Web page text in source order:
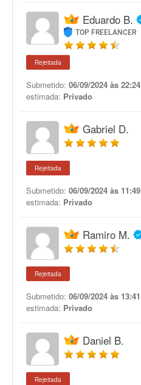
Eduardo B.
TOP FREELANCER
Rejeitada
Submetido: 06/09/2024 às 22:24
estimada: Privado
Gabriel D.
Rejeitada
Submetido: 06/09/2024 às 11:49
estimada: Privado
Ramiro M.
Rejeitada
Submetido: 06/09/2024 às 13:41
estimada: Privado
Daniel B.
Rejeitada